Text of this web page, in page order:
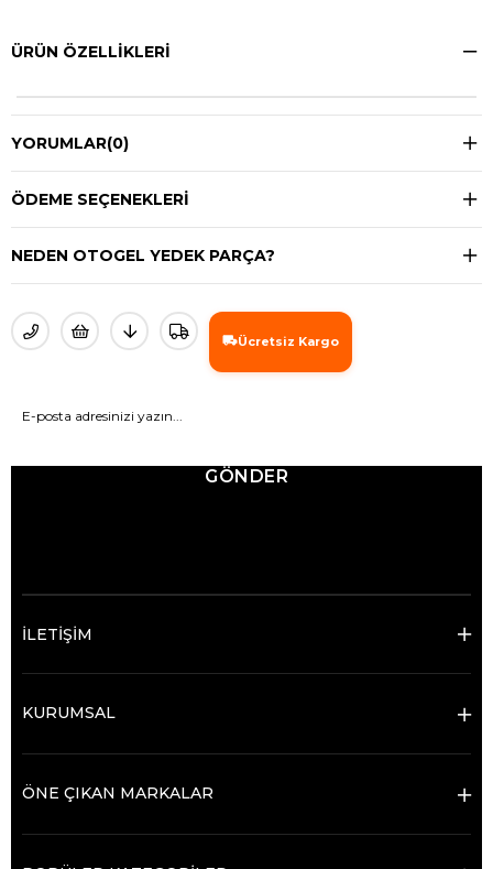
ÜRÜN ÖZELLIKLERI
YORUMLAR(0)
ÖDEME SEÇENEKLERI
NEDEN OTOGEL YEDEK PARÇA?
Ücretsiz Kargo
GÖNDER
İLETİŞİM
KURUMSAL
ÖNE ÇIKAN MARKALAR